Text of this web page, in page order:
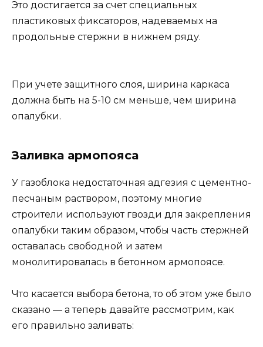
Это достигается за счет специальных
пластиковых фиксаторов, надеваемых на
продольные стержни в нижнем ряду.
При учете защитного слоя, ширина каркаса
должна быть на 5-10 см меньше, чем ширина
опалубки.
Заливка армопояса
У газоблока недостаточная адгезия с цементно-
песчаным раствором, поэтому многие
строители используют гвозди для закрепления
опалубки таким образом, чтобы часть стержней
оставалась свободной и затем
монолитировалась в бетонном армопоясе.
Что касается выбора бетона, то об этом уже было
сказано — а теперь давайте рассмотрим, как
его правильно заливать: